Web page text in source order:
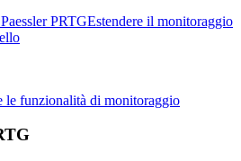
PRTGEstendere il monitoraggio
le funzionalità di monitoraggio